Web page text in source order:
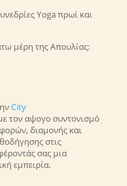
Yoga πρωί και
μέρη της Απουλίας:
City
τον αψογο συντονισμό
διαμονής και
στις
σας μια
εμπειρία.